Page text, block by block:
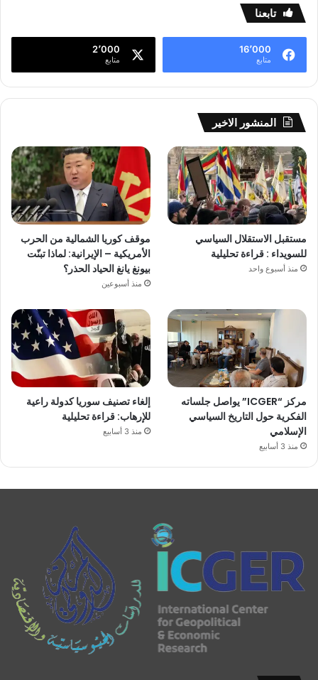
تابعنا
16٬000
متابع
2٬000
متابع
المنشور الاخير
مستقبل الاستقلال السياسي
للسويداء : قراءة تحليلية
منذ أسبوع واحد
موقف كوريا الشمالية من الحرب
الأمريكية – الإيرانية: لماذا تبنّت
بيونغ يانغ الحياد الحذر؟
منذ أسبوعين
مركز “ICGER” يواصل جلساته
الفكرية حول التاريخ السياسي
الإسلامي
منذ 3 أسابيع
إلغاء تصنيف سوريا كدولة راعية
للإرهاب: قراءة تحليلية
منذ 3 أسابيع